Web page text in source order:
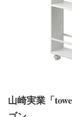
山崎実業「